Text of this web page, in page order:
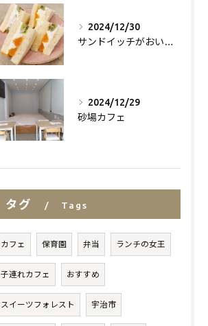
2024/12/30
サンドイッチがおいしいお店
2024/12/29
砂場カフェ
タグ Tags
カフェ 保育園 弁当 ランチの女王
子連れカフェ おすすめ
スイーツフォレスト 宇治市